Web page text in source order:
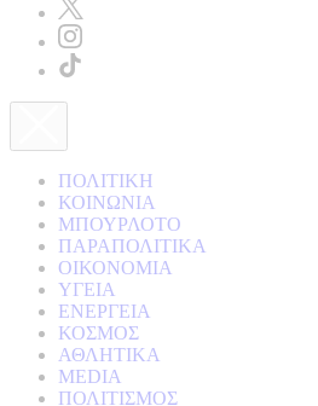
ΠΟΛΙΤΙΚΗ
ΚΟΙΝΩΝΙΑ
ΜΠΟΥΡΛΟΤΟ
ΠΑΡΑΠΟΛΙΤΙΚΑ
ΟΙΚΟΝΟΜΙΑ
ΥΓΕΙΑ
ΕΝΕΡΓΕΙΑ
ΚΟΣΜΟΣ
ΑΘΛΗΤΙΚΑ
MEDIA
ΠΟΛΙΤΙΣΜΟΣ